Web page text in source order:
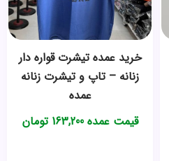
خرید عمده تیشرت قواره دار
زنانه – تاپ و تیشرت زنانه
عمده
قیمت عمده163,200 تومان